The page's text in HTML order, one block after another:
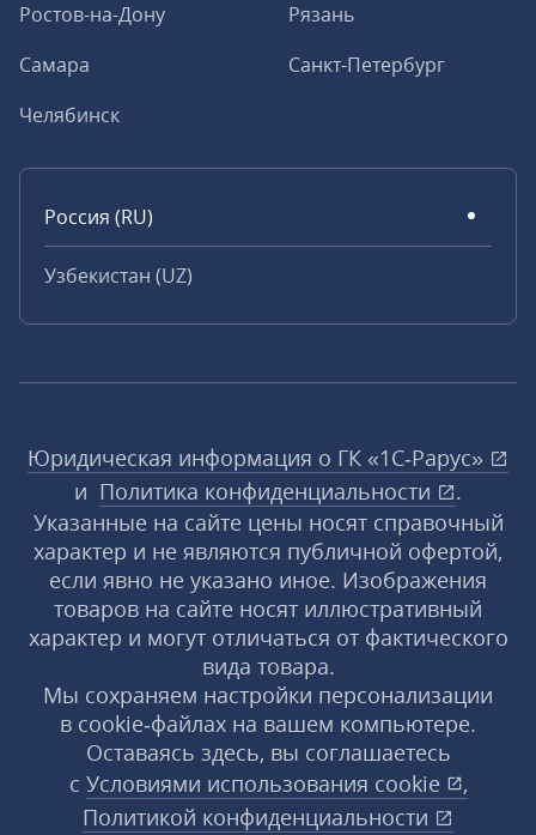
Ростов-на-Дону
Рязань
Самара
Санкт-Петербург
Челябинск
Россия (RU)
Узбекистан (UZ)
Юридическая информация о ГК «1С‑Рарус»
и Политика конфиденциальности
.
Указанные на сайте цены носят справочный
характер и не являются публичной офертой,
если явно не указано иное. Изображения
товаров на сайте носят иллюстративный
характер и могут отличаться от фактического
вида товара.
Мы сохраняем настройки персонализации
в cookie‑файлах на вашем компьютере.
Оставаясь здесь, вы соглашаетесь
с Условиями использования cookie
,
Политикой конфиденциальности